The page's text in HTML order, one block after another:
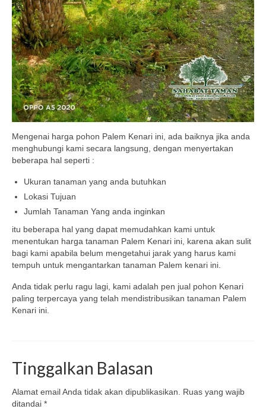
Mengenai harga pohon Palem Kenari ini, ada baiknya jika anda
menghubungi kami secara langsung, dengan menyertakan
beberapa hal seperti :
Ukuran tanaman yang anda butuhkan
Lokasi Tujuan
Jumlah Tanaman Yang anda inginkan
itu beberapa hal yang dapat memudahkan kami untuk
menentukan harga tanaman Palem Kenari ini, karena akan sulit
bagi kami apabila belum mengetahui jarak yang harus kami
tempuh untuk mengantarkan tanaman Palem kenari ini.
Anda tidak perlu ragu lagi, kami adalah pen jual pohon Kenari
paling terpercaya yang telah mendistribusikan tanaman Palem
Kenari ini.
Tinggalkan Balasan
Alamat email Anda tidak akan dipublikasikan.
Ruas yang wajib
ditandai *